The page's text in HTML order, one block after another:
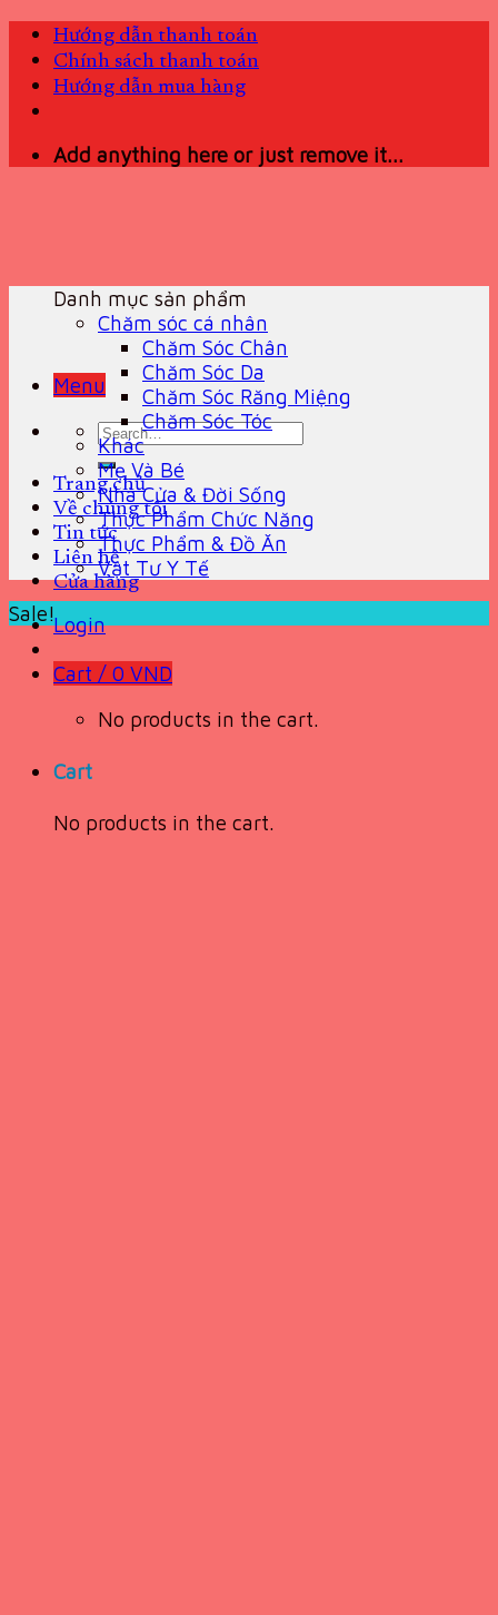
Skip
content
Hướng dẫn thanh toán
Chính sách thanh toán
Hướng dẫn mua hàng
Add anything here or just remove it...
Menu
Search
for:
Trang chủ
Về chúng tôi
Tin tức
Liên hệ
Cửa hàng
Login
Cart / 0 VND
No products in the cart.
Cart
No products in the cart.
Danh mục sản phẩm
Chăm sóc cá nhân
Chăm Sóc Chân
Chăm Sóc Da
Chăm Sóc Răng Miệng
Chăm Sóc Tóc
Khác
Mẹ Và Bé
Nhà Cửa & Đời Sống
Thực Phẩm Chức Năng
Thực Phẩm & Đồ Ăn
Vật Tư Y Tế
Sale!